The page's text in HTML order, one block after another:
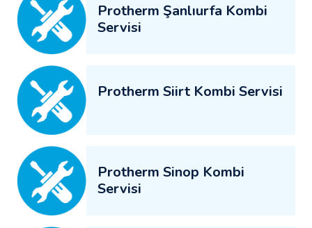
Protherm Şanlıurfa Kombi
Servisi
Protherm Siirt Kombi Servisi
Protherm Sinop Kombi
Servisi